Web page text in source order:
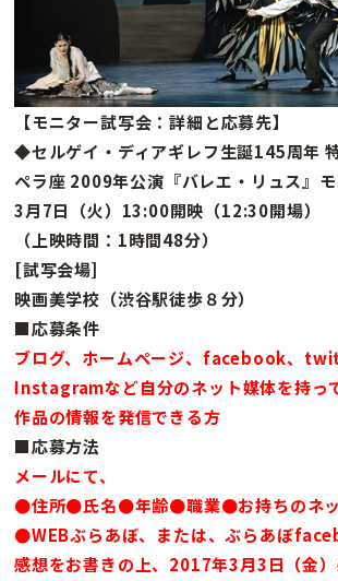
【モニター試写会：詳細と応募先】
◆セルゲイ・ディアギレフ生誕145周年
ペラ座 2009年公演『バレエ・リュス』
3月7日（火）13:00開映（12:30開場）
（上映時間：1時間48分）
[試写会場]
映画美学校（渋谷駅徒歩８分）
■応募条件
ブログ、ホームページ、facebook、
Instagramなど自分のネット媒体を持っ
作品の情報を発信できる方
■応募方法
メールにて、
●住所●氏名●年齢●職業●お持ちのネッ
●WEBぶらあぼ、または、ぶらあぼ
感想をお書きの上、2017年3月3日（金